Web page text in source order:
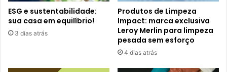
ESG e sustentabilidade:
sua casa em equilíbrio!
3 dias atrás
Produtos de Limpeza
Impact: marca exclusiva
Leroy Merlin para limpeza
pesada sem esforço
4 dias atrás